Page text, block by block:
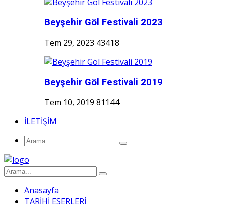
Beyşehir Göl Festivali 2023
Tem 29, 2023 43418
Beyşehir Göl Festivali 2019
Tem 10, 2019 81144
İLETİŞİM
Anasayfa
TARİHİ ESERLERİ